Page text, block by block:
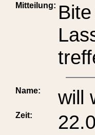
Mitteilung:
Name: will
Zeit: